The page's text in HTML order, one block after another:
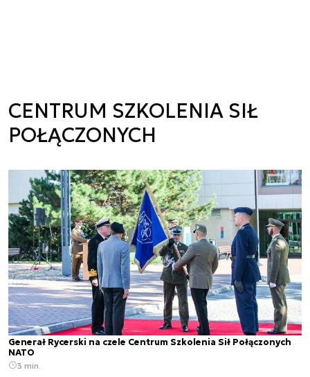
CENTRUM SZKOLENIA SIŁ
POŁĄCZONYCH
Generał Rycerski na czele Centrum Szkolenia Sił Połączonych
NATO
3 min.